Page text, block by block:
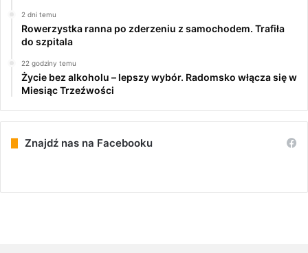
2 dni temu
Rowerzystka ranna po zderzeniu z samochodem. Trafiła
do szpitala
22 godziny temu
Życie bez alkoholu – lepszy wybór. Radomsko włącza się w
Miesiąc Trzeźwości
Znajdź nas na Facebooku